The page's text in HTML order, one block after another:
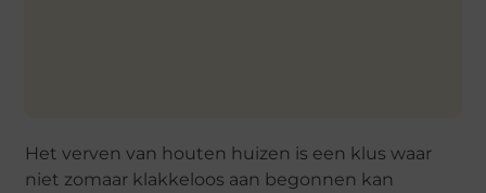
Het verven van houten huizen is een klus waar
niet zomaar klakkeloos aan begonnen kan